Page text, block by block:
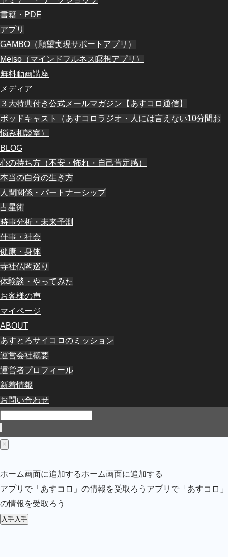
書籍・PDF
アプリ
GAMBO（願望実現サポートアプリ）
Meiso（マインドフルネス瞑想アプリ）
無料動画講座
メディア
３大特典付き公式メールマガジン【あすコロ通信】
ポッドキャスト（あすコロラジオ・人には言えない10分間お
悩み相談室）
BLOG
心の持ち方（不安・怖れ・自己肯定感）
本当の自分の生き方
人間関係・パートナーシップ
占星術
時事分析・未来予測
仕事・社会
健康・身体
寺社仏閣巡り
体験談・やってみた
お客様の声
マイページ
ABOUT
あすとろサイコロのミッション
運営会社概要
運営者プロフィール
新着情報
お問い合わせ
ホーム画面に追加するホーム画面に追加する
アプリで「あすコロ」の情報を受取ろう アプリで「あすコロ」
の情報を受取ろう
入手入手